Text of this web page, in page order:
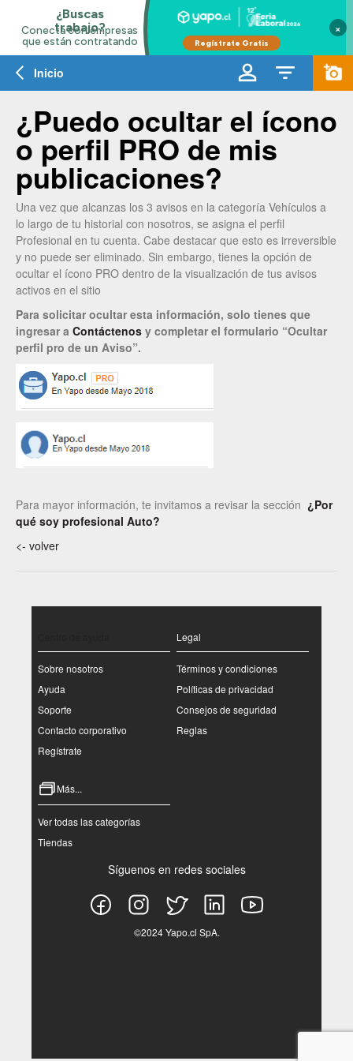
×
Inicio
¿Puedo ocultar el ícono
o perfil PRO de mis
publicaciones?
Una vez que alcanzas los 3 avisos en la categoría Vehículos a
lo largo de tu historial con nosotros, se asigna el perfil
Profesional en tu cuenta. Cabe destacar que esto es irreversible
y no puede ser eliminado. Sin embargo, tienes la opción de
ocultar el ícono PRO dentro de la visualización de tus avisos
activos en el sitio
Para solicitar ocultar esta información, solo tienes que
ingresar a Contáctenos y completar el formulario “Ocultar
perfil pro de un Aviso”.
Para mayor información, te invitamos a revisar la sección ¿Por
qué soy profesional Auto?
<- volver
Sobre nosotros
Ayuda
Soporte
Contacto corporativo
Regístrate
Legal
Términos y condiciones
Políticas de privacidad
Consejos de seguridad
Reglas
Más...
Ver todas las categorías
Tiendas
Síguenos en redes sociales
©2024 Yapo.cl SpA.